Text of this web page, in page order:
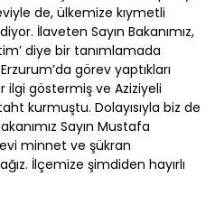
de, ülkemize kıymetli
İlaveten Sayın Bakanımız,
diye bir tanımlamada
görev yaptıkları
göstermiş ve Aziziyeli
kurmuştu. Dolayısıyla biz de
Sayın Mustafa
minnet ve şükran
İlçemize şimdiden hayırlı